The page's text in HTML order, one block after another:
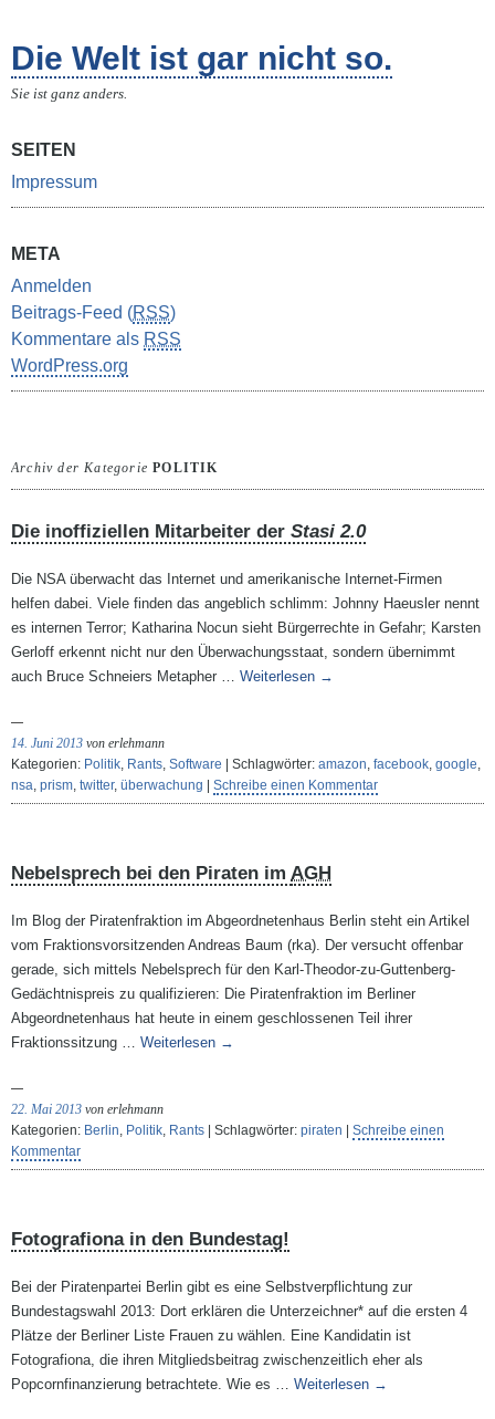
Die Welt ist gar nicht so.
Sie ist ganz anders.
SEITEN
Impressum
META
Anmelden
Beitrags-Feed (RSS)
Kommentare als RSS
WordPress.org
Archiv der KategoriePOLITIK
Die inoffiziellen Mitarbeiter der Stasi 2.0
Die NSA überwacht das Internet und amerikanische Internet-Firmen
helfen dabei. Viele finden das angeblich schlimm: Johnny Haeusler nennt
es internen Terror; Katharina Nocun sieht Bürgerrechte in Gefahr; Karsten
Gerloff erkennt nicht nur den Überwachungsstaat, sondern übernimmt
auch Bruce Schneiers Metapher … Weiterlesen →
14. Juni 2013 von erlehmann
Kategorien: Politik, Rants, Software | Schlagwörter: amazon, facebook, google,
nsa, prism, twitter, überwachung Schreibe einen Kommentar
Nebelsprech bei den Piraten im AGH
Im Blog der Piratenfraktion im Abgeordnetenhaus Berlin steht ein Artikel
vom Fraktionsvorsitzenden Andreas Baum (rka). Der versucht offenbar
gerade, sich mittels Nebelsprech für den Karl-Theodor-zu-Guttenberg-
Gedächtnispreis zu qualifizieren: Die Piratenfraktion im Berliner
Abgeordnetenhaus hat heute in einem geschlossenen Teil ihrer
Fraktionssitzung … Weiterlesen →
22. Mai 2013 von erlehmann
Kategorien: Berlin, Politik, Rants | Schlagwörter: piraten
Schreibe einen
Kommentar
Fotografiona in den Bundestag!
Bei der Piratenpartei Berlin gibt es eine Selbstverpflichtung zur
Bundestagswahl 2013: Dort erklären die Unterzeichner* auf die ersten 4
Plätze der Berliner Liste Frauen zu wählen. Eine Kandidatin ist
Fotografiona, die ihren Mitgliedsbeitrag zwischenzeitlich eher als
Popcornfinanzierung betrachtete. Wie es … Weiterlesen →